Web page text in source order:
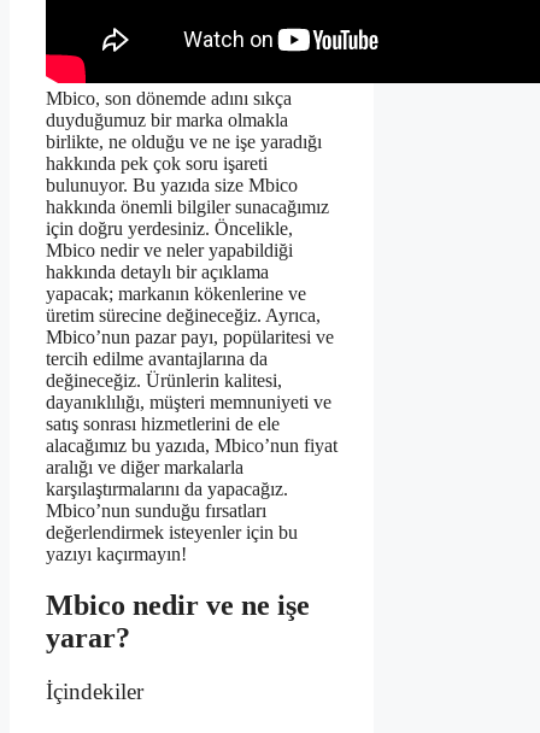
Mbico, son dönemde adını sıkça
duyduğumuz bir marka olmakla
birlikte, ne olduğu ve ne işe yaradığı
hakkında pek çok soru işareti
bulunuyor. Bu yazıda size Mbico
hakkında önemli bilgiler sunacağımız
için doğru yerdesiniz. Öncelikle,
Mbico nedir ve neler yapabildiği
hakkında detaylı bir açıklama
yapacak; markanın kökenlerine ve
üretim sürecine değineceğiz. Ayrıca,
Mbico’nun pazar payı, popülaritesi ve
tercih edilme avantajlarına da
değineceğiz. Ürünlerin kalitesi,
dayanıklılığı, müşteri memnuniyeti ve
satış sonrası hizmetlerini de ele
alacağımız bu yazıda, Mbico’nun fiyat
aralığı ve diğer markalarla
karşılaştırmalarını da yapacağız.
Mbico’nun sunduğu fırsatları
değerlendirmek isteyenler için bu
yazıyı kaçırmayın!
Mbico nedir ve ne işe
yarar?
İçindekiler